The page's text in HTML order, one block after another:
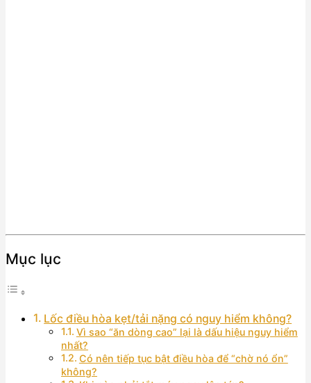
Mục lục
Lốc điều hòa kẹt/tải nặng có nguy hiểm không?
Vì sao “ăn dòng cao” lại là dấu hiệu nguy hiểm
nhất?
Có nên tiếp tục bật điều hòa để “chờ nó ổn”
không?